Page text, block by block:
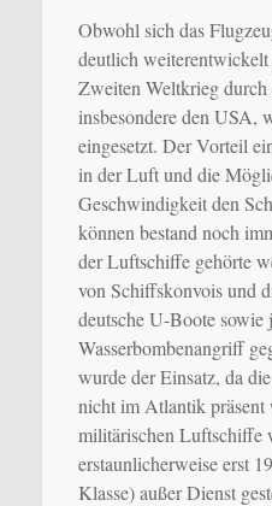
Obwohl sich das
deutlich
Zweiten Weltkrieg
insbesondere den USA,
eingesetzt. Der Vorteil
in der Luft und die
Geschwindigkeit den
können bestand noch
der Luftschiffe gehörte
von Schiffskonvois und
deutsche U-Boote sowie
Wasserbombenangriff
wurde der Einsatz, da
nicht im Atlantik präsent
militärischen Luftschiffe
erstaunlicherweise erst
Klasse) außer Dienst